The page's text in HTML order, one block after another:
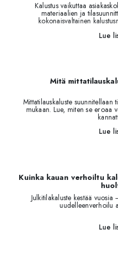
Kalustus vaikuttaa
materiaalien ja
kokonaisvaltainen
Lue
Mitä
Mittatilauskaluste
mukaan. Lue, miten se eroaa
Lue
Kuinka kauan verhoiltu
Julkitilakaluste kestää
uudelleenverhoilu
Lue